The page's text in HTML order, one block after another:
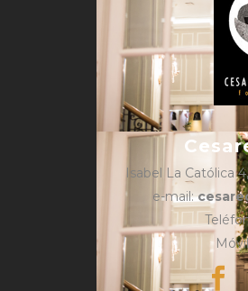
Isabel La Católica
e-mail: